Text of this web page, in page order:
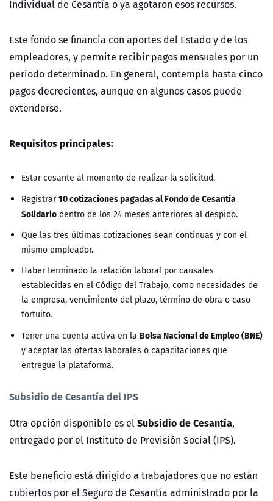
Individual de Cesantía o ya agotaron esos recursos.
Este fondo se financia con aportes del Estado y de los
empleadores, y permite recibir pagos mensuales por un
periodo determinado. En general, contempla hasta cinco
pagos decrecientes, aunque en algunos casos puede
extenderse.
Requisitos principales:
Estar cesante al momento de realizar la solicitud.
Registrar10 cotizaciones pagadas al Fondo de Cesantía
Solidario dentro de los 24 meses anteriores al despido.
Que las tres últimas cotizaciones sean continuas y con el
mismo empleador.
Haber terminado la relación laboral por causales
establecidas en el Código del Trabajo, como necesidades de
la empresa, vencimiento del plazo, término de obra o caso
fortuito.
Tener una cuenta activa en la Bolsa Nacional de Empleo (BNE)
y aceptar las ofertas laborales o capacitaciones que
entregue la plataforma.
Subsidio de Cesantía del IPS
Otra opción disponible es elSubsidio de Cesantía,
entregado por el Instituto de Previsión Social (IPS).
Este beneficio está dirigido a trabajadores que no están
cubiertos por el Seguro de Cesantía administrado por la